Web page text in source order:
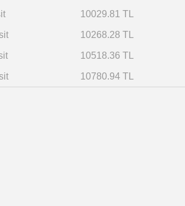
10029.81 TL
10268.28 TL
10518.36 TL
10780.94 TL